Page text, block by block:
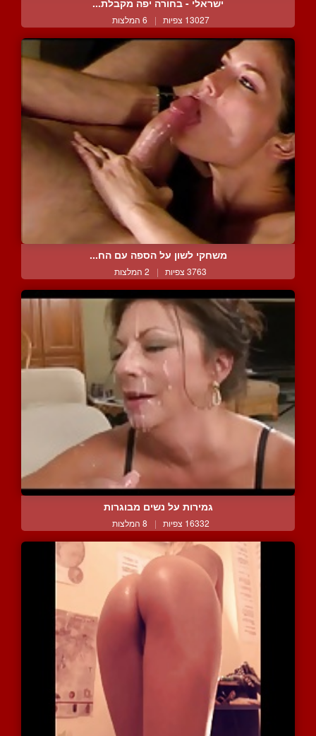
ישראלי - בחורה יפה מקבלת...
13027 צפיות | 6 המלצות
משחקי לשון על הספה עם הח...
3763 צפיות | 2 המלצות
גמירות על נשים מבוגרות
16332 צפיות | 8 המלצות